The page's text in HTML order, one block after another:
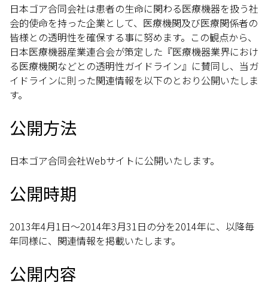
日本ゴア合同会社は患者の生命に関わる医療機器を扱う社
会的使命を持った企業として、医療機関及び医療関係者の
皆様との透明性を確保する事に努めます。この観点から、
日本医療機器産業連合会が策定した『医療機器業界におけ
る医療機関などとの透明性ガイドライン』に賛同し、当ガ
イドラインに則った関連情報を以下のとおり公開いたしま
す。
公開方法
日本ゴア合同会社Webサイトに公開いたします。
公開時期
2013年4月1日～2014年3月31日の分を2014年に、以降毎
年同様に、関連情報を掲載いたします。
公開内容